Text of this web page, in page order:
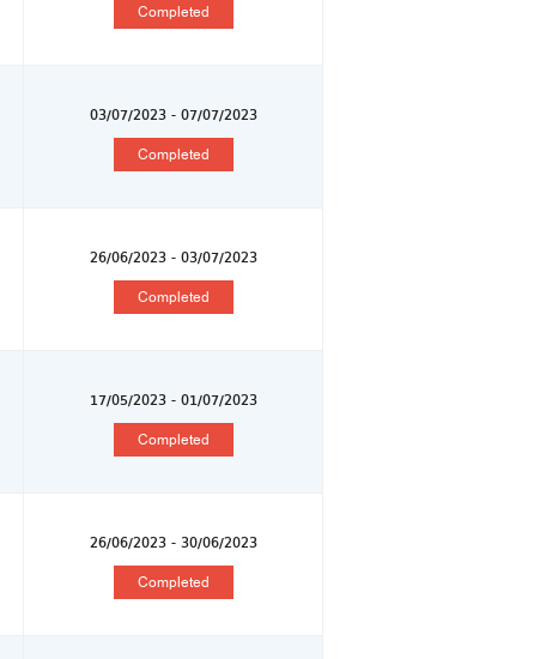
Completed
03/07/2023 - 07/07/2023
Completed
26/06/2023 - 03/07/2023
Completed
17/05/2023 - 01/07/2023
Completed
26/06/2023 - 30/06/2023
Completed